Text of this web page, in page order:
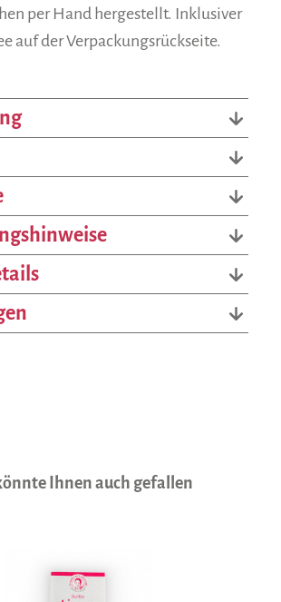
per Hand hergestellt. Inklusiver
auf der Verpackungsrückseite.
Produktgalerie überspringen
Ihnen auch gefallen